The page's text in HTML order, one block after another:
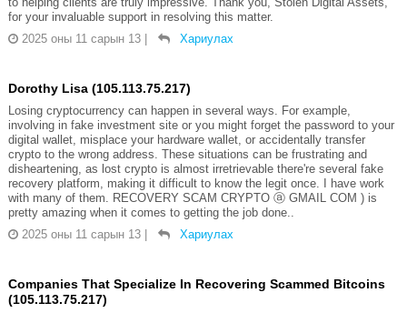
for your invaluable support in resolving this matter.
2025 оны 11 сарын 13
Хариулах
Dorothy Lisa (105.113.75.217)
Losing cryptocurrency can happen in several ways. For example,
involving in fake investment site or you might forget the password to your
digital wallet, misplace your hardware wallet, or accidentally transfer
crypto to the wrong address. These situations can be frustrating and
disheartening, as lost crypto is almost irretrievable there're several fake
recovery platform, making it difficult to know the legit once. I have work
with many of them. RECOVERY SCAM CRYPTO ⓐ GMAIL COM ) is
pretty amazing when it comes to getting the job done..
2025 оны 11 сарын 13
Хариулах
Companies That Specialize In Recovering Scammed Bitcoins
(105.113.75.217)